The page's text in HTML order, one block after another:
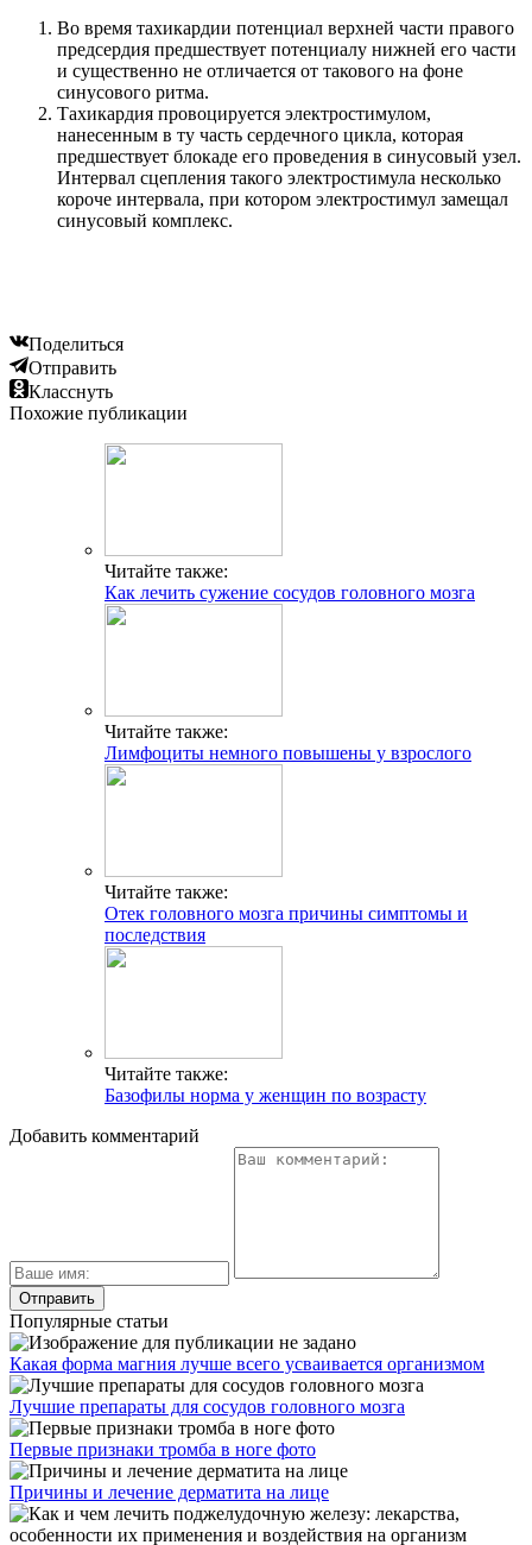
Во время тахикардии потенциал верхней части правого
предсердия предшествует потенциалу нижней его части
и существенно не отличается от такового на фоне
синусового ритма.
Тахикардия провоцируется электростимулом,
нанесенным в ту часть сердечного цикла, которая
предшествует блокаде его проведения в синусовый узел.
Интервал сцепления такого электростимула несколько
короче интервала, при котором электростимул замещал
синусовый комплекс.
Поделиться
Отправить
Класснуть
Похожие публикации
Читайте также:
Как лечить сужение сосудов головного мозга
Читайте также:
Лимфоциты немного повышены у взрослого
Читайте также:
Отек головного мозга причины симптомы и
последствия
Читайте также:
Базофилы норма у женщин по возрасту
Добавить комментарий
Популярные статьи
Какая форма магния лучше всего усваивается организмом
Лучшие препараты для сосудов головного мозга
Первые признаки тромба в ноге фото
Причины и лечение дерматита на лице